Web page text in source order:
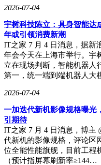
2026-07-04
宇树科技陈立：具身智能达
年或引领消费新潮
IT之家 7 月 4 日消息，据新
年会今天在上海市举行。宇
立在现场判断，智能机器人
第一，统一端到端机器人大
2026-07-04
一加迭代新机影像规格曝光
引期待
IT之家 7 月 4 日消息，博主
代新机的影像规格，评论区
位全能性能旗舰，目前工程
（预计指屏幕刷新率≥144…